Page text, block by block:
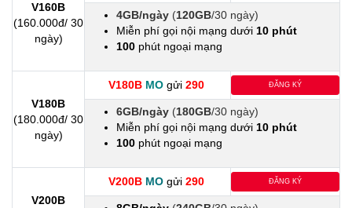
V160B
(160.000đ/ 30
ngày)
4GB/ngày (120GB/30 ngày)
Miễn phí gọi nội mạng dưới 10 phút
100 phút ngoại mạng
V180B
(180.000đ/ 30
ngày)
V180B MOgửi 290 ĐĂNG KÝ
6GB/ngày (180GB/30 ngày)
Miễn phí gọi nội mạng dưới 10 phút
100 phút ngoại mạng
V200B
V200B MO gửi 290 ĐĂNG KÝ